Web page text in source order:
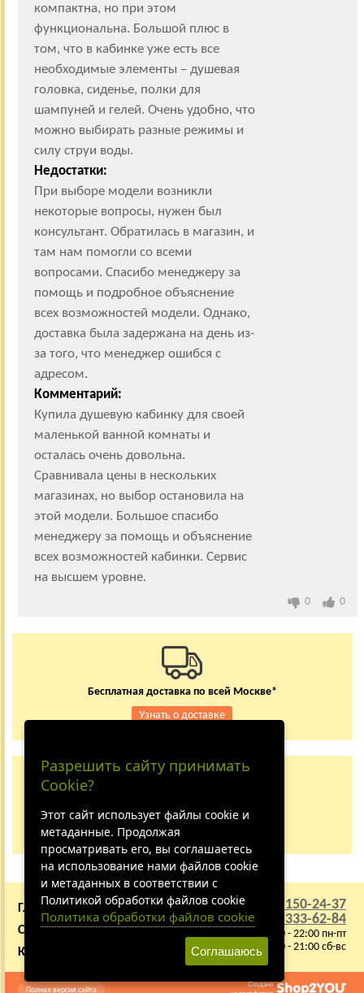
компактна, но при этом
функциональна. Большой плюс в
том, что в кабинке уже есть все
необходимые элементы – душевая
головка, сиденье, полки для
шампуней и гелей. Очень удобно, что
можно выбирать разные режимы и
силу струи воды.
Недостатки:
При выборе модели возникли
некоторые вопросы, нужен был
консультант. Обратилась в магазин, и
там нам помогли со всеми
вопросами. Спасибо менеджеру за
помощь и подробное объяснение
всех возможностей модели. Однако,
доставка была задержана на день из-
за того, что менеджер ошибся с
адресом.
Комментарий:
Купила душевую кабинку для своей
маленькой ванной комнаты и
осталась очень довольна.
Сравнивала цены в нескольких
магазинах, но выбор остановила на
этой модели. Большое спасибо
менеджеру за помощь и объяснение
всех возможностей кабинки. Сервис
на высшем уровне.
0 0
Бесплатная доставка по всей Москве*
Узнать о доставке
Заказывайте по телефону
8 (800) 333-62-84
Не дозвонились?
+7 (495) 150-24-37
8 (800) 333-62-84
9:00 - 22:00 пн-пт
10:00 - 21:00 сб-вс
ГЛАВНАЯ
О КОМПАНИИ
СОТРУДНИЧЕСТВО
ВАКАНСИИ
КАРТА САЙТА
Создано
Полная версия сайта
Разрешить сайту принимать
Cookie?
Этот сайт использует файлы cookie и
метаданные. Продолжая
просматривать его, вы соглашаетесь
на использование нами файлов cookie
и метаданных в соответствии с
Политикой обработки файлов cookie
Политика обработки файлов cookie
Соглашаюсь